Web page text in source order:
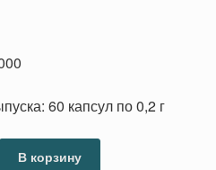
60 капсул по 0,2 г
В корзину